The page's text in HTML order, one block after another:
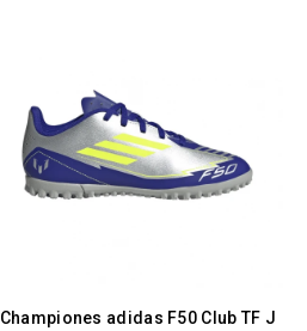
Championes adidas F50 Club TF J